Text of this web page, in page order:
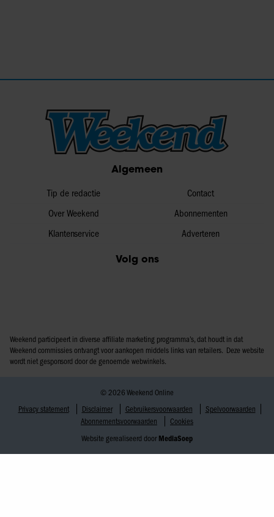
Algemeen
Tip de redactie
Over Weekend
Klantenservice
Contact
Abonnementen
Adverteren
Volg ons
Weekend participeert in diverse affiliate marketing programma’s, dat houdt in dat
Weekend commissies ontvangt voor aankopen middels links van retailers. Deze website
wordt niet gesponsord door de genoemde webwinkels.
© 2026 Weekend Online
Privacy statement
Disclaimer Gebruikersvoorwaarden
Spelvoorwaarden
Abonnementsvoorwaarden
Cookies
Website gerealiseerd door MediaSoep